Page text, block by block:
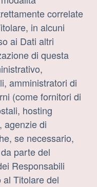
correlate
in alcuni
ai Dati altri
di questa
amministratori di
(come fornitori di
hosting
agenzie di
se necessario,
parte del
Responsabili
Titolare del